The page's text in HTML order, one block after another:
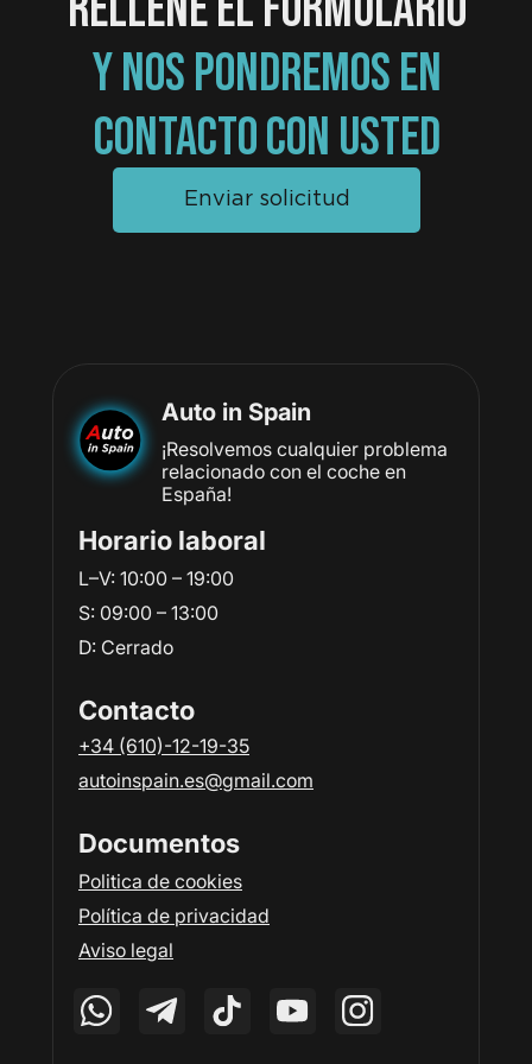
Y NOS PONDREMOS EN
CONTACTO CON USTED
Enviar solicitud
Auto in Spain
¡Resolvemos cualquier problema
relacionado con el coche en
España!
Contacto
+34 (610)-12-19-35
autoinspain.es@gmail.com
Horario laboral
L–V: 10:00 – 19:00
S: 09:00 – 13:00
D: Сerrado
Documentos
Politica de cookies
Política de privacidad
Aviso legal